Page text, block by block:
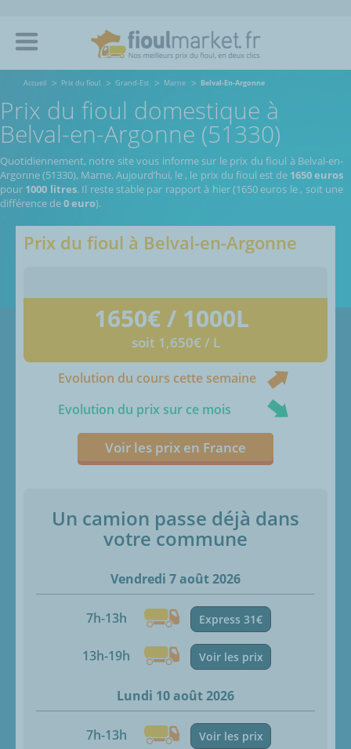
Accueil Prix du fioul Grand-Est Marne Belval-En-Argonne
Prix du fioul domestique à
Belval-en-Argonne (51330)
Quotidiennement, notre site vous informe sur le prix du fioul à Belval-en-
Argonne (51330), Marne.Aujourd’hui, le , le prix du fioul est de 1650 euros
pour 1000 litres. Il reste stable par rapport à hier (1650 euros le, soit une
différence de0 euro).
Prix du fioul à Belval-en-Argonne
1650€ / 1000L
soit 1,650€ / L
Evolution du cours cette semaine
Evolution du prix sur ce mois
Voir les prix en France
Un camion passe déjà dans
votre commune
Vendredi 7 août 2026
7h-13h Express 31€
13h-19h Voir les prix
Lundi 10 août 2026
7h-13h Voir les prix